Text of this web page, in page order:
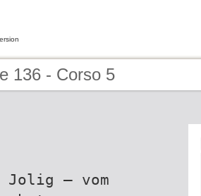
136 - Corso 5
Jolig – vom